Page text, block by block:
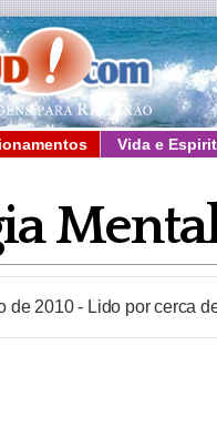
Vida e
de 2010- Lido por cerca